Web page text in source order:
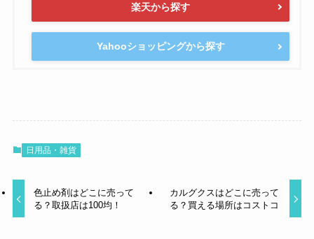
楽天から探す
Yahooショッピングから探す
日用品・雑貨
色止め剤はどこに売って
る？取扱店は100均！
カルグクスはどこに売って
る？買える場所はコストコ